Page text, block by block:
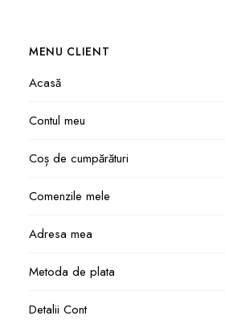
MENU CLIENT
Acasă
Contul meu
Coș de cumpărături
Comenzile mele
Adresa mea
Metoda de plata
Detalii Cont